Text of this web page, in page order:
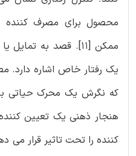
محصول برای مصرف
ممکن [‏11]‏. قصد به
یک رفتار خاص اشاره دارد.
هنجار ذهنی یک تعیین
کننده را تحت تاثیر قرار می